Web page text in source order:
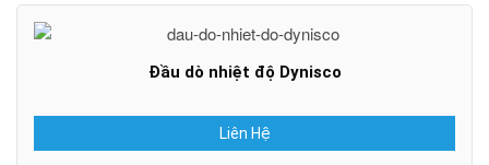
Đầu dò nhiệt độ Dynisco
Liên Hệ